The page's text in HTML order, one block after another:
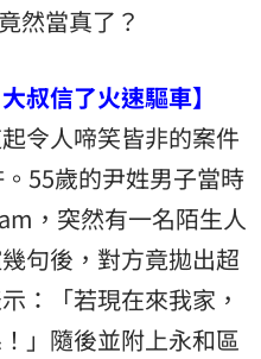
然當真了？
叔信了火速驅車】
令人啼笑皆非的案件
55歲的尹姓男子當時
，突然有一名陌生人
句後，對方竟拋出超
：「若現在來我家，
」隨後並附上永和區